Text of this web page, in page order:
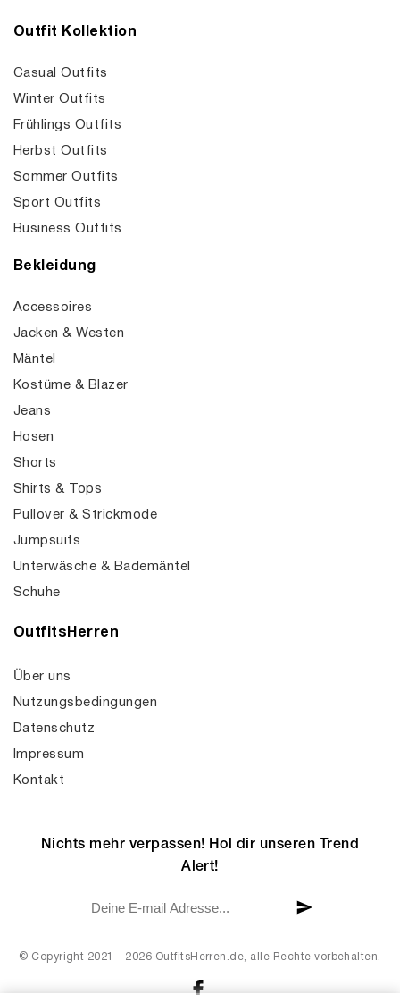
Outfit Kollektion
Casual Outfits
Winter Outfits
Frühlings Outfits
Herbst Outfits
Sommer Outfits
Sport Outfits
Business Outfits
Bekleidung
Accessoires
Jacken & Westen
Mäntel
Kostüme & Blazer
Jeans
Hosen
Shorts
Shirts & Tops
Pullover & Strickmode
Jumpsuits
Unterwäsche & Bademäntel
Schuhe
OutfitsHerren
Über uns
Nutzungsbedingungen
Datenschutz
Impressum
Kontakt
© Copyright 2021 - 2026 OutfitsHerren.de, alle Rechte vorbehalten.
Nichts mehr verpassen! Hol dir unseren Trend
Alert!